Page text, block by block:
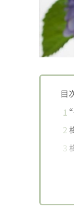
目
1
2
3